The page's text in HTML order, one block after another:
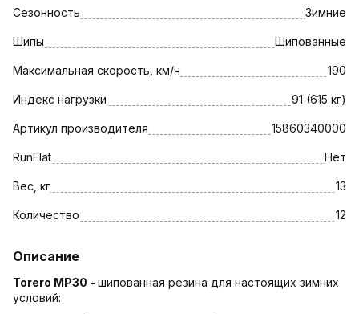
Сезонность Зимние
Шипы Шипованные
Максимальная скорость, км/ч 190
Индекс нагрузки 91 (615 кг)
Артикул производителя 15860340000
RunFlat Нет
Вес, кг 13
Количество 12
Описание
Torero MP30 - шипованная резина для настоящих зимних
условий: